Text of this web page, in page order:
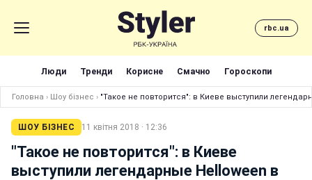
rbc.ua
Люди Тренди Корисне Смачно Гороскопи
Головна › Шоу бізнес › "Такое не повторится": в Киеве выступили
ШОУ БІЗНЕС 11 квітня 2018 · 12:36
"Такое не повторится": в Киеве
выступили легендарные Helloween в